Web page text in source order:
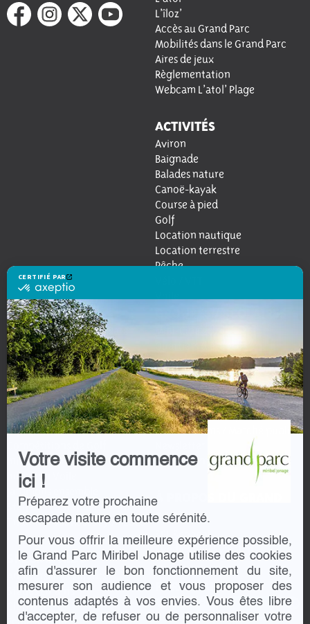
CERTIFIÉ PAR
certifié
Axeptio
-
En
savoir
plus
sur
Axeptio
Votre visite commence
ici !
Préparez votre prochaine
escapade nature en toute sérénité.
Pour vous offrir la meilleure expérience possible,
le Grand Parc Miribel Jonage utilise des cookies
afin d'assurer le bon fonctionnement du site,
mesurer son audience et vous proposer des
contenus adaptés à vos envies. Vous êtes libre
d'accepter, de refuser ou de personnaliser votre
L’îloz’
Accès au Grand Parc
Mobilités dans le Grand Parc
Aires de jeux
Règlementation
Webcam L’atol’ Plage
ACTIVITÉS
Aviron
Baignade
Balades nature
Canoë-kayak
Course à pied
Golf
Location nautique
Location terrestre
Pêche
Voile
RESTAURATION
Les Saveurs du Grand Parc
La Brasserie du Grand Parc
Guinguette La Baraka
Snack-Bar La Paillotte
AGENDA
Aquaparc BeFUN
Initiation Tir à l'arc
Initiation Voile
Jardinons ensemble
Stages Enfants Juillet-Août 2026
Triathlon des Roses Lyon 2026
SPÉCIAL KIDS
Anniversaires Enfants
Stages Enfants
Club Nature
GROUPES / SCOLAIRES
Mini-Ciné 2025
Quartiers d’été 2025
Activités
ESPACE PRESSE / PRO
Communiqué de presse
Consultations / Marché publics
Offres d’emploi
À PROPOS DU GRAND
PARC
SPL Segapal
Syndicat du Symalim
PARTENAIRES